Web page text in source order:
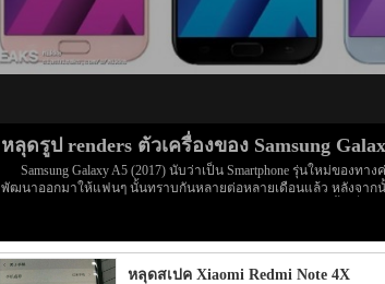
หลุดรูป renders ตัวเครื่องของ Samsung
Samsung Galaxy A5 (2017) นับว่าเป็น Smartphone รุ่นใหม่ของ
พัฒนาออกมาให้แฟนๆ นั้นทราบกันหลายต่อหลายเดือนแล้ว หลังจาก
ข่าวระบุว่าตัวเครื่องนั้นผ่านการตรวจสอบจาก WiFi certified แล้ว ต่
ต่างๆ ของ Samsung Galaxy A5 (2017) ถูกเปิดเผยออกมาหลายต่อ
ช้านี้ แต่ล่าสุดนี้กลับมีข่าวของ Samsung Galaxy A5 (2017) ออกมาอีกค
(2017) นี้นั้น ตามข่าวได้ระบุ Spec ภายในตัวเครื่องและราคาของตัวเ
หลุดสเปค Xiaomi Redmi Note 4X